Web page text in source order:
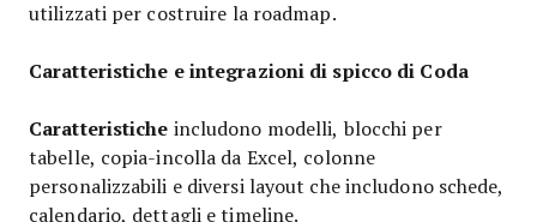
utilizzati per costruire la roadmap.
Caratteristiche e integrazioni di spicco di Coda
Caratteristiche includono modelli, blocchi per
tabelle, copia-incolla da Excel, colonne
personalizzabili e diversi layout che includono schede,
calendario, dettagli e timeline.